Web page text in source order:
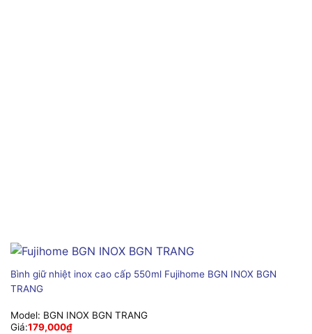
Bình giữ nhiệt inox cao cấp 550ml Fujihome BGN INOX BGN
TRANG
Model: BGN INOX BGN TRANG
Giá:179,000₫